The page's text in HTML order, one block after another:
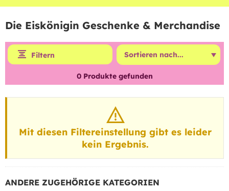
Die Eiskönigin Geschenke & Merchandise
Filtern
0Produkte gefunden
Mit diesen Filtereinstellung gibt es leider
kein Ergebnis.
ANDERE ZUGEHÖRIGE KATEGORIEN